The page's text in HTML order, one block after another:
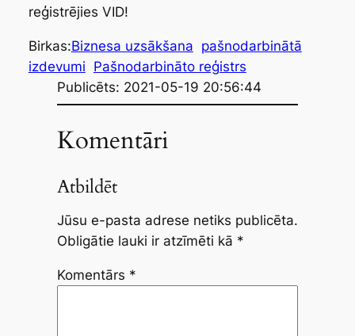
reģistrējies VID!
Birkas:Biznesa uzsākšana pašnodarbinātā
izdevumi Pašnodarbināto reģistrs
Publicēts: 2021-05-19 20:56:44
Komentāri
Atbildēt
Jūsu e-pasta adrese netiks publicēta.
Obligātie lauki ir atzīmēti kā *
Komentārs *